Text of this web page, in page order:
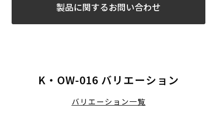
製品に関するお問い合わせ
K・OW-016 バリエーション
バリエーション一覧